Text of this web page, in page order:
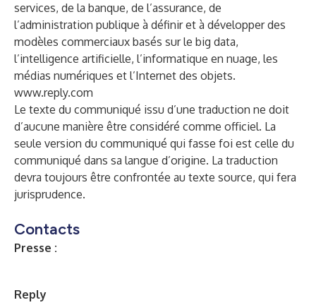
services, de la banque, de l’assurance, de
l’administration publique à définir et à développer des
modèles commerciaux basés sur le big data,
l’intelligence artificielle, l’informatique en nuage, les
médias numériques et l’Internet des objets.
www.reply.com
Le texte du communiqué issu d’une traduction ne doit
d’aucune manière être considéré comme officiel. La
seule version du communiqué qui fasse foi est celle du
communiqué dans sa langue d’origine. La traduction
devra toujours être confrontée au texte source, qui fera
jurisprudence.
Contacts
Presse :
Reply